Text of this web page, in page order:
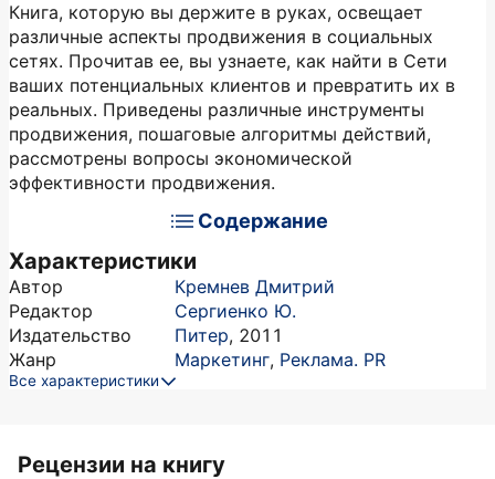
Книга, которую вы держите в руках, освещает
различные аспекты продвижения в социальных
сетях. Прочитав ее, вы узнаете, как найти в Сети
ваших потенциальных клиентов и превратить их в
реальных. Приведены различные инструменты
продвижения, пошаговые алгоритмы действий,
рассмотрены вопросы экономической
эффективности продвижения.
Содержание
Характеристики
Автор
Кремнев Дмитрий
Редактор
Сергиенко Ю.
Издательство
Питер, 2011
Жанр
Маркетинг, Реклама. PR
Все характеристики
Рецензии на книгу